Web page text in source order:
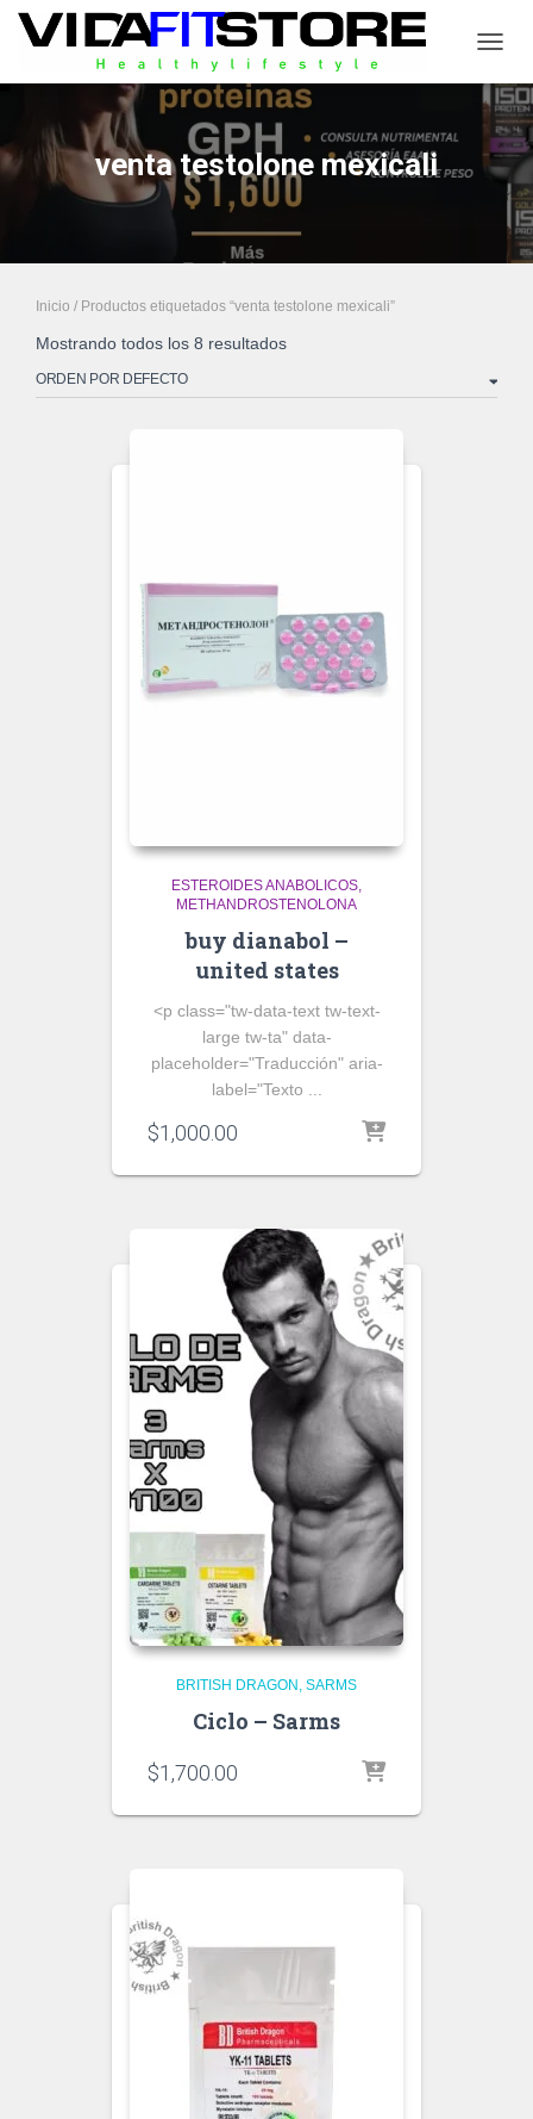
venta testolone mexicali
Inicio / Productos etiquetados “venta testolone mexicali”
Mostrando todos los 8 resultados
ESTEROIDES ANABOLICOS
METHANDROSTENOLONA
buy dianabol –
united states
<p class="tw-data-text tw-text-
large tw-ta" data-
placeholder="Traducción" aria-
label="Texto ...
$1,000.00
BRITISH DRAGON SARMS
Ciclo – Sarms
$1,700.00